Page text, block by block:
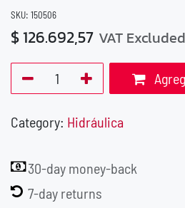
SKU: 150506
$126.692,57 VAT Excluded
Category: Hidráulica
30-day money-back
7-day returns